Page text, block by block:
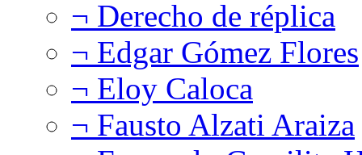
¬ Derecho de réplica
¬ Edgar Gómez Flores
¬ Eloy Caloca
¬ Fausto Alzati Araiza